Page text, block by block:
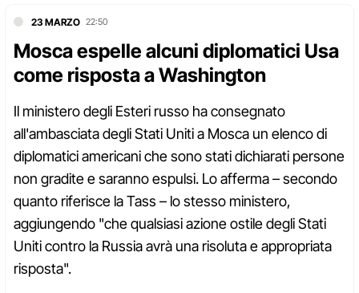
23 MARZO 22:50
Mosca espelle alcuni diplomatici Usa
come risposta a Washington
Il ministero degli Esteri russo ha consegnato
all'ambasciata degli Stati Uniti a Mosca un elenco di
diplomatici americani che sono stati dichiarati persone
non gradite e saranno espulsi. Lo afferma – secondo
quanto riferisce la Tass – lo stesso ministero,
aggiungendo "che qualsiasi azione ostile degli Stati
Uniti contro la Russia avrà una risoluta e appropriata
risposta".